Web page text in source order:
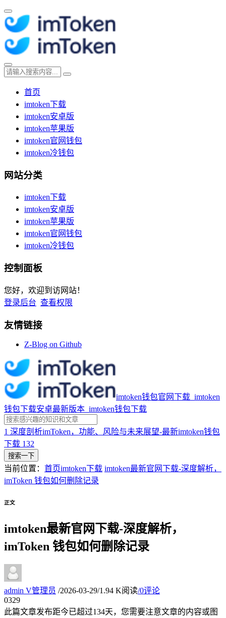
首页
imtoken下载
imtoken安卓版
imtoken苹果版
imtoken官网钱包
imtoken冷钱包
网站分类
imtoken下载
imtoken安卓版
imtoken苹果版
imtoken官网钱包
imtoken冷钱包
控制面板
您好，欢迎到访网站！
登录后台 查看权限
友情链接
Z-Blog on Github
imtoken钱包官网下载_imtoken
钱包下载安卓最新版本_imtoken钱包下载
1 深度剖析imToken，功能、风险与未来展望-最新imtoken钱包
下载 132
搜索一下
当前位置： 首页imtoken下载 imtoken最新官网下载-深度解析，
imToken 钱包如何删除记录
正文
imtoken最新官网下载-深度解析，
imToken 钱包如何删除记录
admin V管理员 /2026-03-29/1.94 K阅读/0评论
0329
此篇文章发布距今已超过134天，您需要注意文章的内容或图